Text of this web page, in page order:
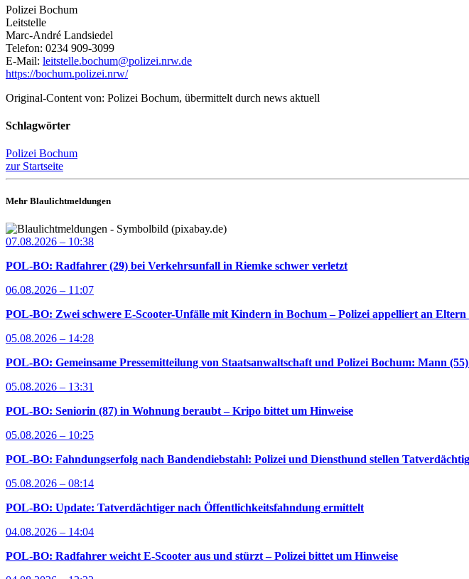
Polizei Bochum
Leitstelle
Marc-André Landsiedel
Telefon: 0234 909-3099
E-Mail: leitstelle.bochum@polizei.nrw.de
https://bochum.polizei.nrw/
Original-Content von: Polizei Bochum, übermittelt durch news aktuell
Schlagwörter
Polizei Bochum
zur Startseite
Mehr Blaulichtmeldungen
07.08.2026 – 10:38
POL-BO: Radfahrer (29) bei Verkehrsunfall in Riemke schwer verletzt
06.08.2026 – 11:07
POL-BO: Zwei schwere E-Scooter-Unfälle mit Kindern in Bochum – Polizei appelliert an
05.08.2026 – 14:28
POL-BO: Gemeinsame Pressemitteilung von Staatsanwaltschaft und Polizei Bochum: Mann
05.08.2026 – 13:31
POL-BO: Seniorin (87) in Wohnung beraubt – Kripo bittet um Hinweise
05.08.2026 – 10:25
POL-BO: Fahndungserfolg nach Bandendiebstahl: Polizei und Diensthund stellen
05.08.2026 – 08:14
POL-BO: Update: Tatverdächtiger nach Öffentlichkeitsfahndung ermittelt
04.08.2026 – 14:04
POL-BO: Radfahrer weicht E-Scooter aus und stürzt – Polizei bittet um Hinweise